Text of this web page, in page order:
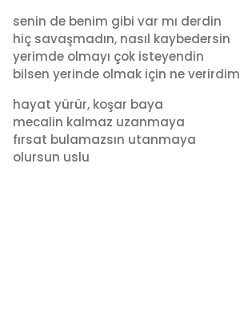
senin de benim gibi var mı derdin
hiç savaşmadın, nasıl kaybedersin
yerimde olmayı çok isteyendin
bilsen yerinde olmak için ne verirdim
hayat yürür, koşar baya
mecalin kalmaz uzanmaya
fırsat bulamazsın utanmaya
olursun uslu